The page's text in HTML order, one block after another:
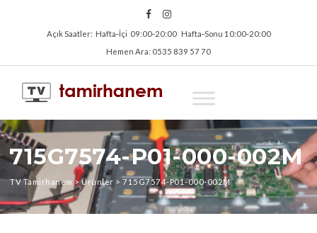
Açık Saatler: Hafta‑İçi 09:00‑20:00 Hafta‑Sonu 10:00‑20:00
Hemen Ara: 0535 839 57 70
715G7574-P01-000-002M
TV Tamirhanem >Ürünler > 715G7574-P01-000-002M